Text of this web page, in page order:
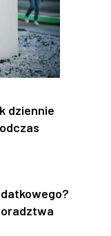
dziennie